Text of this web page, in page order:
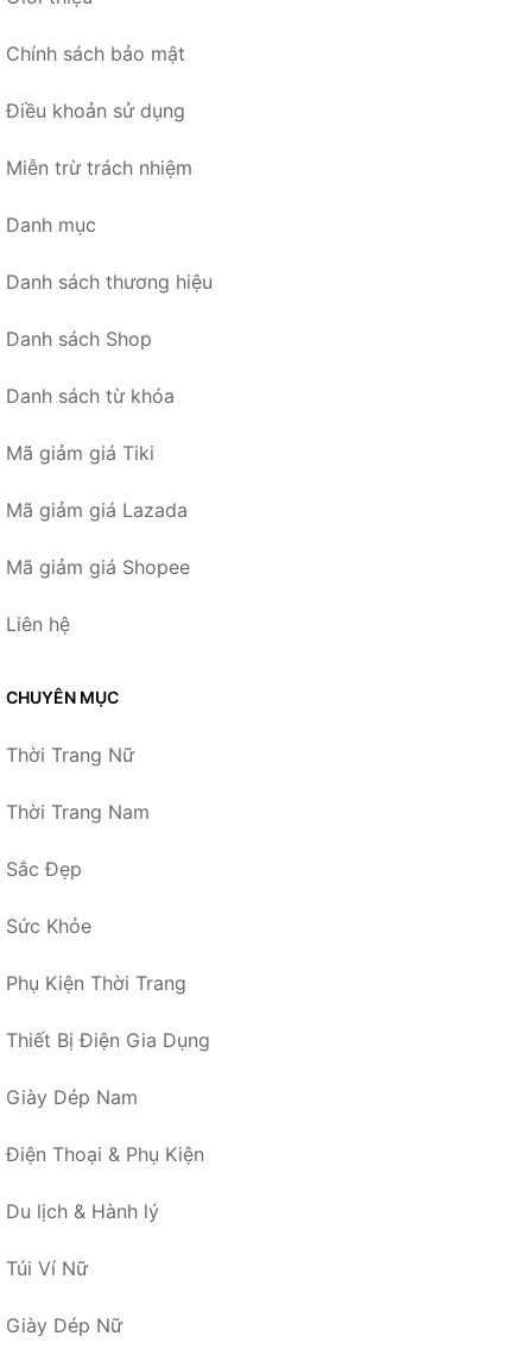
Chính sách bảo mật
Điều khoản sử dụng
Miễn trừ trách nhiệm
Danh mục
Danh sách thương hiệu
Danh sách Shop
Danh sách từ khóa
Mã giảm giá Tiki
Mã giảm giá Lazada
Mã giảm giá Shopee
Liên hệ
CHUYÊN MỤC
Thời Trang Nữ
Thời Trang Nam
Sắc Đẹp
Sức Khỏe
Phụ Kiện Thời Trang
Thiết Bị Điện Gia Dụng
Giày Dép Nam
Điện Thoại & Phụ Kiện
Du lịch & Hành lý
Túi Ví Nữ
Giày Dép Nữ